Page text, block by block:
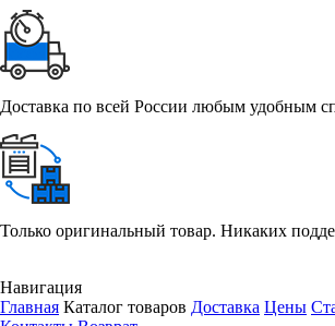
Доставка по всей России любым удобным
Только оригинальный товар. Никаких
Навигация
Главная Каталог товаров Доставка Цены